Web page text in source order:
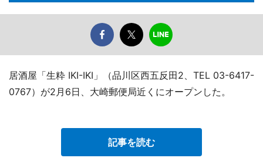
居酒屋「生粋 IKI-IKI」（品川区西五反田2、TEL 03-6417-
0767）が2月6日、大崎郵便局近くにオープンした。
記事を読む